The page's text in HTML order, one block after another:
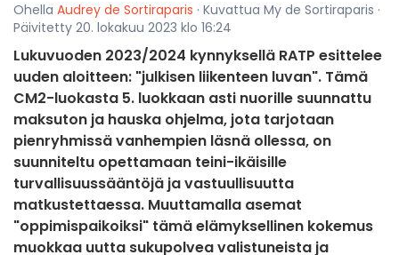
Ohella Audrey de Sortiraparis · Kuvattua My de Sortiraparis ·
Päivitetty 20. lokakuu 2023 klo 16:24
Lukuvuoden 2023/2024 kynnyksellä RATP esittelee
uuden aloitteen: "julkisen liikenteen luvan". Tämä
CM2-luokasta 5. luokkaan asti nuorille suunnattu
maksuton ja hauska ohjelma, jota tarjotaan
pienryhmissä vanhempien läsnä ollessa, on
suunniteltu opettamaan teini-ikäisille
turvallisuussääntöjä ja vastuullisuutta
matkustettaessa. Muuttamalla asemat
"oppimispaikoiksi" tämä elämyksellinen kokemus
muokkaa uutta sukupolvea valistuneista ja